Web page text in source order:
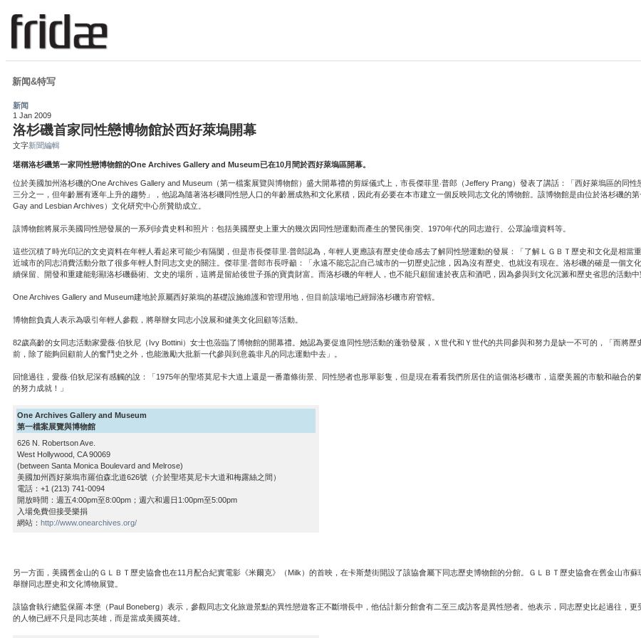
新闻&特写
新闻
1 Jan 2009
洛杉磯首家同性戀博物館於西好萊塢開幕
文字新聞編輯
堪稱洛杉磯第一家同性戀博物館的One Archives Gallery and Museum已在10月間於西好萊塢區開幕。
位於美國加州洛杉磯的One Archives Gallery and Museum（第一檔案展覽與博物館）盛大開幕禮的剪綵儀式上，市長傑菲里‧普郎（Jeffery Prang）發表了講話：「西好萊塢區的同
三分之一，但年齡層有逐年上升的趨勢」，他認為隨著洛杉磯同性戀人口的年齡層成熟和文化累積，因此有必要在本市建立一個反映同志文化的博物館。該博物館是由位於洛杉磯的
Gay and Lesbian Archives）文化研究中心所贊助成立。
該博物館將展示美國同性戀發展的一系列珍貴史料和照片：包括美國歷史上重大的幾次因同性戀運動而產生的警民衝突、1970年代的同志遊行、公眾論壇資料等。
這些沉積了時光印記的文史資料在年輕人看起來可能少有隔閡，但是市長傑菲里‧普郎認為，年輕人更應該有歷史使命感去了解同性戀運動的發展：「了解ＬＧＢＴ歷史和文化是相當
近城市的同志消費活動分散了很多年輕人對同志文史的關注。傑菲里‧普郎市長呼籲：「永遠不能忘記自己城市的一切歷史記憶，因為沒有歷史、也就沒有現在。洛杉磯的確是一個文
續保留、開發和重建能彰顯洛杉磯藝術、文史的場所，這將是留給後世子孫的寶貴財富。而洛杉磯的年輕人，也不能只顧留連於夜店和酒吧，因為參與到文化沉澱和歷史省思的活動中
One Archives Gallery and Museum建地於原屬西好萊塢的基礎設施維護和管理用地，但目前該場地已經歸洛杉磯市府管轄。
博物館負責人表示為吸引年輕人參觀，將舉辦女同志小說展和健美文化回顧等活動。
82歲高齡的女同志活動家愛薇‧伯狄尼（Ivy Bottini）女士也蒞臨了博物館的開幕禮。她認為要促進同性戀活動的蓬勃發展，Ｘ世代和Ｙ世代的共同參與和努力是缺一不可的，「而將
前，除了能夠回顧前人的奮鬥史之外，也能激勵大批新一代參與到意義非凡的同志運動中去」。
回憶過往，愛薇‧伯狄尼深有感觸的說：「1975年的聖塔莫尼卡大道上還是一番蕭條街景、同性戀者也形單影隻，但是現在看看我們所居住的這個洛杉磯市，這麼美麗的市貌和融合的
的努力成就！」
One Archives Gallery and Museum
第一檔案展覽與博物館
626 N. Robertson Ave.
West Hollywood, CA 90069
(between Santa Monica Boulevard and Melrose)
美國加州西好萊塢市羅伯森北道626號（介於聖塔莫尼卡大道和梅露絲之間）
電話：+1 (213) 741-0094
開放時間：週五4:00pm至8:00pm；週六和週日1:00pm至5:00pm
入場免費但接受樂捐
網站： http://www.onearchives.org/
另一方面，美國舊金山的ＧＬＢＴ歷史協會也在11月配合紀實電影《米爾克》（Milk）的首映，在卡斯楚街開設了該協會屬下同志歷史博物館的分館。ＧＬＢＴ歷史協會在舊金山市
舉辦同志歷史和文化博物展覽。
該協會執行總監保羅‧本堡（Paul Boneberg）表示，參觀同志文化旅遊景點的異性戀遊客正不斷增長中，他估計新分館會有二至三成訪客是異性戀者。他表示，同志歷史比起過往，更
的人物已經不只是同志英雄，而是當成美國英雄。